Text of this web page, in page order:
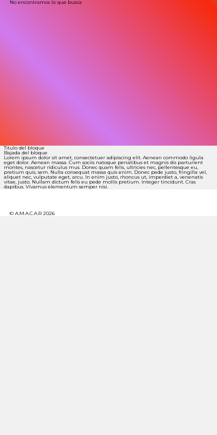
No encontramos lo que busca
Titulo del bloque
Bajada del bloque
Lorem ipsum dolor sit amet, consectetuer adipiscing elit. Aenean commodo ligula
eget dolor. Aenean massa. Cum sociis natoque penatibus et magnis dis parturient
montes, nascetur ridiculus mus. Donec quam felis, ultricies nec, pellentesque eu,
pretium quis, sem. Nulla consequat massa quis enim. Donec pede justo, fringilla vel,
aliquet nec, vulputate eget, arcu. In enim justo, rhoncus ut, imperdiet a, venenatis
vitae, justo. Nullam dictum felis eu pede mollis pretium. Integer tincidunt. Cras
dapibus. Vivamus elementum semper nisi.
© A.M.A.C.A.R 2026